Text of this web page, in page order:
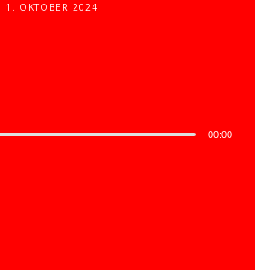
1. OKTOBER 2024
00:00